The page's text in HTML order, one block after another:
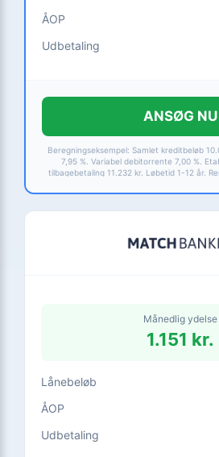
ÅOP
Udbetaling
ANSØG NU
Beregningseksempel: Samlet kreditbeløb
7,95 %. Variabel debitorrente 7,00 %.
tilbagebetaling 11.232 kr. Løbetid 1-12 år.
Månedlig ydelse
1.151 kr.
Lånebeløb
ÅOP
Udbetaling